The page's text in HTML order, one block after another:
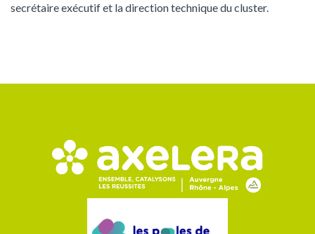
secrétaire exécutif et la direction technique du cluster.